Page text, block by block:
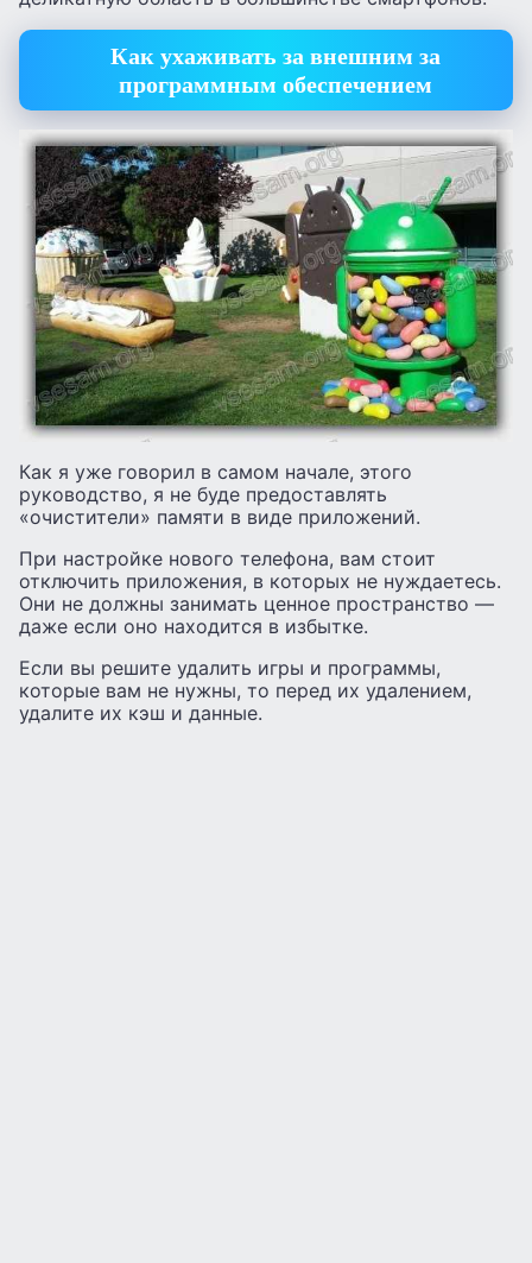
Как ухаживать за внешним за
программным обеспечением
Как я уже говорил в самом начале, этого
руководство, я не буде предоставлять
«очистители» памяти в виде приложений.
При настройке нового телефона, вам стоит
отключить приложения, в которых не нуждаетесь.
Они не должны занимать ценное пространство —
даже если оно находится в избытке.
Если вы решите удалить игры и программы,
которые вам не нужны, то перед их удалением,
удалите их кэш и данные.